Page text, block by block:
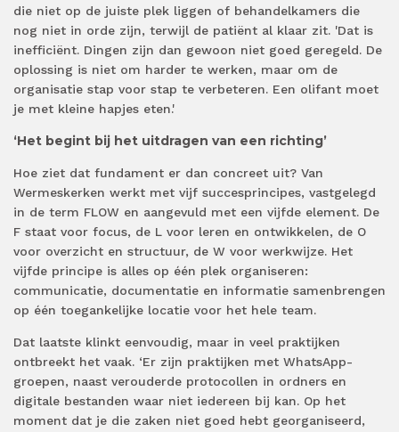
die niet op de juiste plek liggen of behandelkamers die
nog niet in orde zijn, terwijl de patiënt al klaar zit. 'Dat is
inefficiënt. Dingen zijn dan gewoon niet goed geregeld. De
oplossing is niet om harder te werken, maar om de
organisatie stap voor stap te verbeteren. Een olifant moet
je met kleine hapjes eten.'
‘Het begint bij het uitdragen van een richting’
Hoe ziet dat fundament er dan concreet uit? Van
Wermeskerken werkt met vijf succesprincipes, vastgelegd
in de term FLOW en aangevuld met een vijfde element. De
F staat voor focus, de L voor leren en ontwikkelen, de O
voor overzicht en structuur, de W voor werkwijze. Het
vijfde principe is alles op één plek organiseren:
communicatie, documentatie en informatie samenbrengen
op één toegankelijke locatie voor het hele team.
Dat laatste klinkt eenvoudig, maar in veel praktijken
ontbreekt het vaak. ‘Er zijn praktijken met WhatsApp-
groepen, naast verouderde protocollen in ordners en
digitale bestanden waar niet iedereen bij kan. Op het
moment dat je die zaken niet goed hebt georganiseerd,